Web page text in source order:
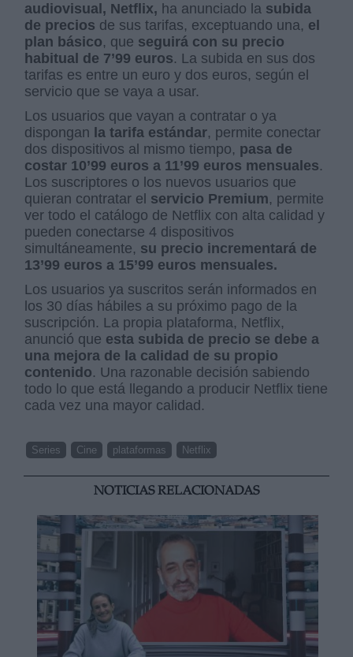
audiovisual, Netflix, ha anunciado la subida
de precios de sus tarifas, exceptuando una, el
plan básico, que seguirá con su precio
habitual de 7’99 euros. La subida en sus dos
tarifas es entre un euro y dos euros, según el
servicio que se vaya a usar.
Los usuarios que vayan a contratar o ya
dispongan la tarifa estándar, permite conectar
dos dispositivos al mismo tiempo, pasa de
costar 10’99 euros a 11’99 euros mensuales.
Los suscriptores o los nuevos usuarios que
quieran contratar el servicio Premium, permite
ver todo el catálogo de Netflix con alta calidad y
pueden conectarse 4 dispositivos
simultáneamente, su precio incrementará de
13’99 euros a 15’99 euros mensuales.
Los usuarios ya suscritos serán informados en
los 30 días hábiles a su próximo pago de la
suscripción. La propia plataforma, Netflix,
anunció que esta subida de precio se debe a
una mejora de la calidad de su propio
contenido. Una razonable decisión sabiendo
todo lo que está llegando a producir Netflix tiene
cada vez una mayor calidad.
Series Cine plataformas Netflix
NOTICIAS RELACIONADAS